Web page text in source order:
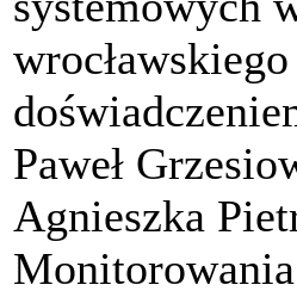
Paweł
Agnieszka